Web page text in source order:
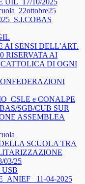
UIL_17/10/2025
SENSI DELL’ART.
RISERVATA AI
DI OGNI
e CONALPE
SGB/CUB SUR
ASSEMBLEA
SCUOLA TRA
03/25
11-04-2025